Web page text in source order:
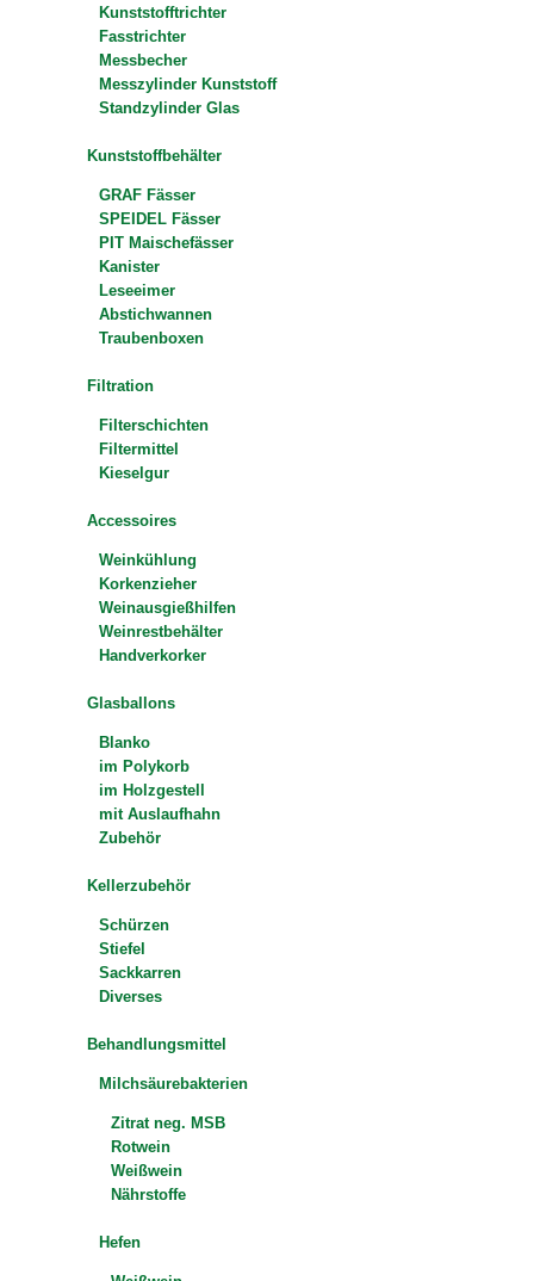
Kunststofftrichter
Fasstrichter
Messbecher
Messzylinder Kunststoff
Standzylinder Glas
Kunststoffbehälter
GRAF Fässer
SPEIDEL Fässer
PIT Maischefässer
Kanister
Leseeimer
Abstichwannen
Traubenboxen
Filtration
Filterschichten
Filtermittel
Kieselgur
Accessoires
Weinkühlung
Korkenzieher
Weinausgießhilfen
Weinrestbehälter
Handverkorker
Glasballons
Blanko
im Polykorb
im Holzgestell
mit Auslaufhahn
Zubehör
Kellerzubehör
Schürzen
Stiefel
Sackkarren
Diverses
Behandlungsmittel
Milchsäurebakterien
Zitrat neg. MSB
Rotwein
Weißwein
Nährstoffe
Hefen